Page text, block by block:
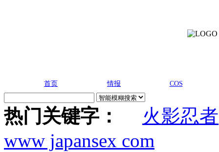
首页 情报 COS
热门关键字：
火影忍者
www japansex com